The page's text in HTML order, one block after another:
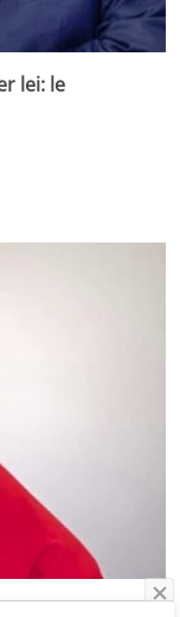
lei: le
la villa di